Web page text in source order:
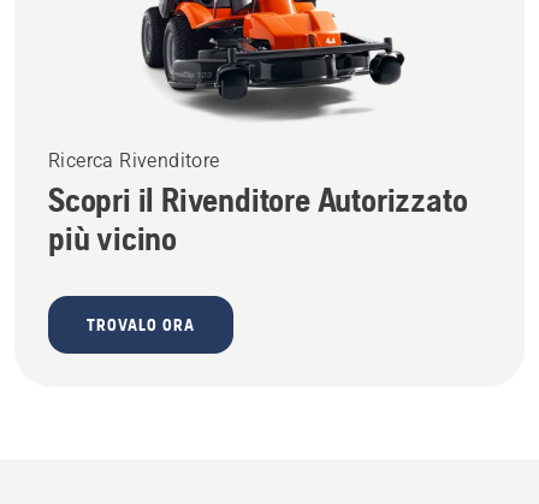
Ricerca Rivenditore
Scopri il Rivenditore Autorizzato
più vicino
TROVALO ORA